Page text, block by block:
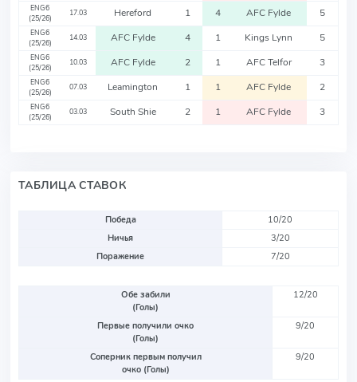
ENG6
(25/26)
17.03 Hereford 1 4 AFC Fylde 5
ENG6
(25/26)
14.03 AFC Fylde 4 1 Kings Lynn 5
ENG6
(25/26)
10.03 AFC Fylde 2 1 AFC Telfor 3
ENG6
(25/26)
07.03 Leamington 1 1 AFC Fylde 2
ENG6
(25/26)
03.03 South Shie 2 1 AFC Fylde 3
ТАБЛИЦА СТАВОК
Победа
10/20
Ничья
3/20
Поражение
7/20
Обе забили
(Голы)
12/20
Первые получили очко
(Голы)
9/20
Соперник первым получил
очко (Голы)
9/20